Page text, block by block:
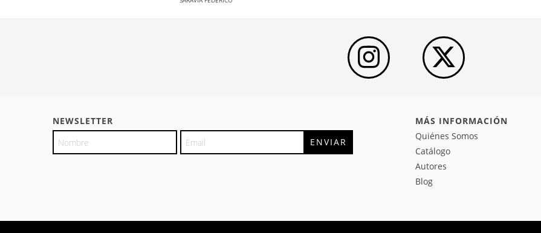
NEWSLETTER
MÁS INFORMACIÓN
Quiénes Somos
Catálogo
Autores
Blog